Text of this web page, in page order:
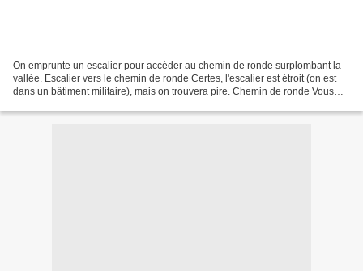
On emprunte un escalier pour accéder au chemin de ronde surplombant la
vallée. Escalier vers le chemin de ronde Certes, l'escalier est étroit (on est
dans un bâtiment militaire), mais on trouvera pire. Chemin de ronde Vous